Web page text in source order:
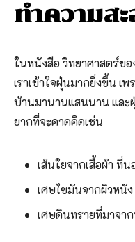
ทำความส
ในหนังสือ วิทยาศาสตร์ข
เราเข้าใจฝุ่นมากยิ่งขึ้น เ
บ้านมานานแสนนาน และ
ยากที่จะคาดคิดเช่น
เส้นใยจากเสื้อผ้า ที่
เศษไขมันจากผิวหนั
เศษดินทรายที่มาจา